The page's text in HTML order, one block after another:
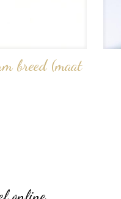
breed (maat
online